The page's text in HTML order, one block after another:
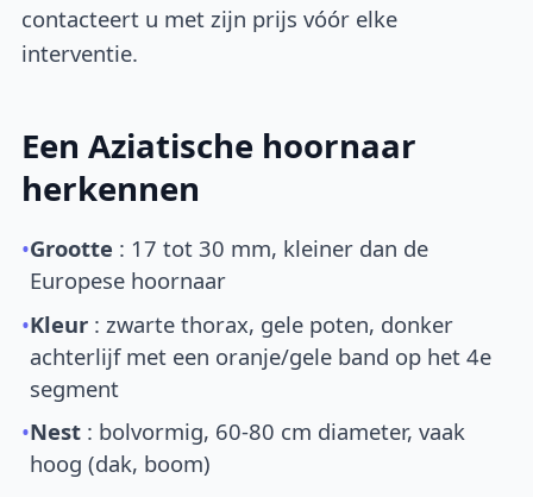
contacteert u met zijn prijs vóór elke
interventie.
Een Aziatische hoornaar
herkennen
•Grootte : 17 tot 30 mm, kleiner dan de
Europese hoornaar
•Kleur : zwarte thorax, gele poten, donker
achterlijf met een oranje/gele band op het 4e
segment
•Nest : bolvormig, 60-80 cm diameter, vaak
hoog (dak, boom)